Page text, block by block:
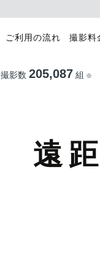
ご利用の流れ 撮影料
撮影数 205,087 組 ※
遠